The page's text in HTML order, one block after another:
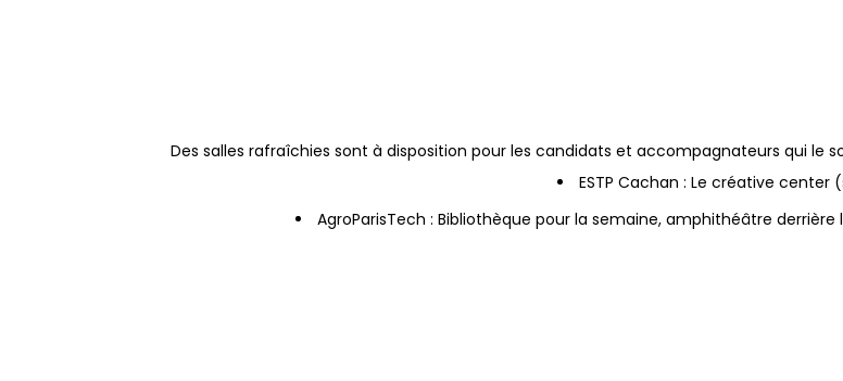
Des salles rafraîchies sont à disposition pour les candidats et accompagnateurs qui le
ESTP Cachan : Le créative center
AgroParisTech : Bibliothèque pour la semaine, amphithéâtre